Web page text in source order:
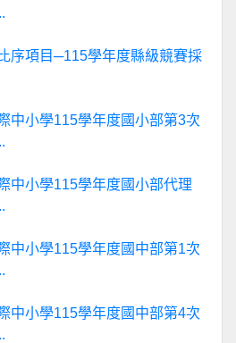
序項目─115學年度縣級競賽採
中小學115學年度國小部第3次
中小學115學年度國小部代理
中小學115學年度國中部第1次
中小學115學年度國中部第4次